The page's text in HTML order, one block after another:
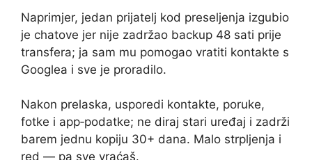
Naprimjer, jedan prijatelj kod preseljenja izgubio
je chatove jer nije zadržao backup 48 sati prije
transfera; ja sam mu pomogao vratiti kontakte s
Googlea i sve je proradilo.
Nakon prelaska, usporedi kontakte, poruke,
fotke i app‑podatke; ne diraj stari uređaj i zadrži
barem jednu kopiju 30+ dana. Malo strpljenja i
red — pa sve vraćaš.